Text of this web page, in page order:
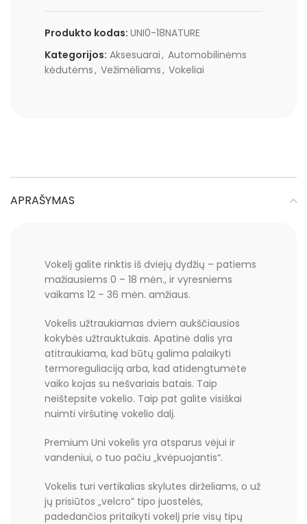
Produkto kodas: UNI0-18NATURE
Kategorijos: Aksesuarai, Automobilinėms
kėdutėms, Vežimėliams, Vokeliai
APRAŠYMAS
Vokelį galite rinktis iš dviejų dydžių – patiems
mažiausiems 0 – 18 mėn., ir vyresniems
vaikams 12 – 36 mėn. amžiaus.
Vokelis užtraukiamas dviem aukščiausios
kokybės užtrauktukais. Apatinė dalis yra
atitraukiama, kad būtų galima palaikyti
termoreguliaciją arba, kad atidengtumėte
vaiko kojas su nešvariais batais. Taip
neištepsite vokelio. Taip pat galite visiškai
nuimti viršutinę vokelio dalį.
Premium Uni vokelis yra atsparus vėjui ir
vandeniui, o tuo pačiu „kvėpuojantis“.
Vokelis turi vertikalias skylutes dirželiams, o už
jų prisiūtos „velcro” tipo juostelės,
padedančios pritaikyti vokelį prie visų tipų